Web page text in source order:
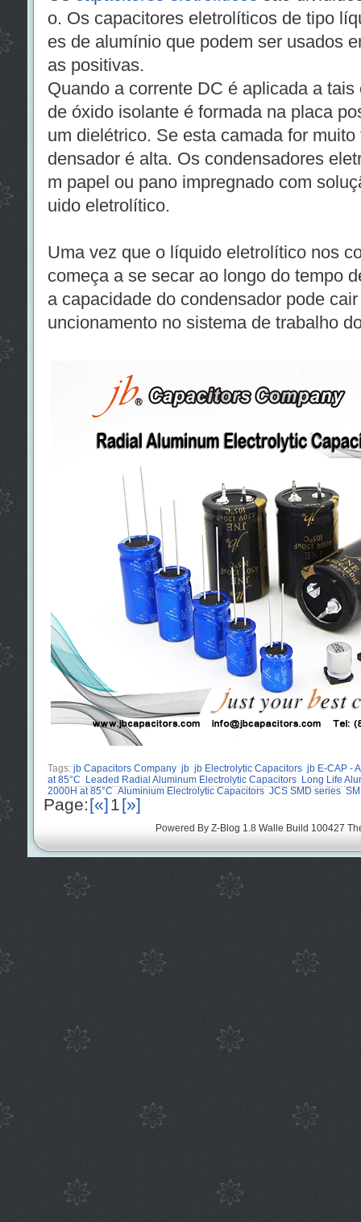
o. Os capacitores eletrolíticos de tipo
es de alumínio que podem ser usados
as positivas.
Quando a corrente DC é aplicada a
de óxido isolante é formada na placa
um dielétrico. Se esta camada for
densador é alta. Os condensadores
m papel ou pano impregnado com
uido eletrolítico.
Uma vez que o líquido eletrolítico nos
começa a se secar ao longo do tempo
a capacidade do condensador pode
uncionamento no sistema de trabalho
Tags: jb Capacitors Company jb jb Electrolytic Capacitors jb E-CAP -
at 85°C Leaded Radial Aluminum Electrolytic Capacitors Long Life
2000H at 85°C Aluminium Electrolytic Capacitors JCS SMD series
Page:[«] 1 [»]
Powered By Z-Blog 1.8 Walle Build 100427